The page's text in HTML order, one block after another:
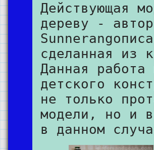
Действующая
дереву -
сделанная из
Данная
детского
не только
модели, но и
в данном